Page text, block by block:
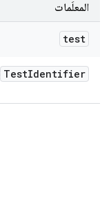
المعلَمات
test
TestIdentifier